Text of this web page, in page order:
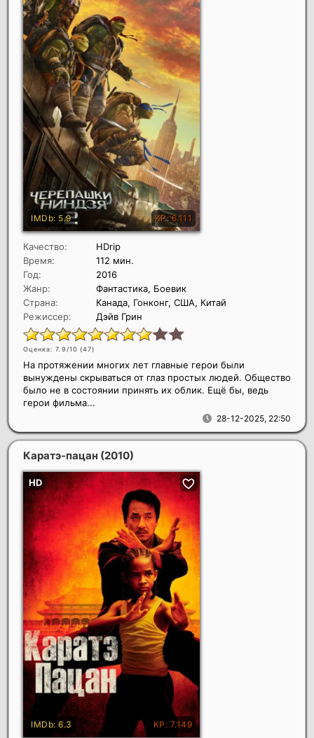
Качество:
HDrip
Время:
112 мин.
Год:
2016
Жанр:
Фантастика, Боевик
Страна:
Канада, Гонконг, США, Китай
Режиссер:
Дэйв Грин
Оценка: 7.9/10 (47)
28-12-2025, 22:50
На протяжении многих лет главные герои были
вынуждены скрываться от глаз простых людей. Общество
было не в состоянии принять их облик. Ещё бы, ведь
герои фильма...
Каратэ-пацан (2010)